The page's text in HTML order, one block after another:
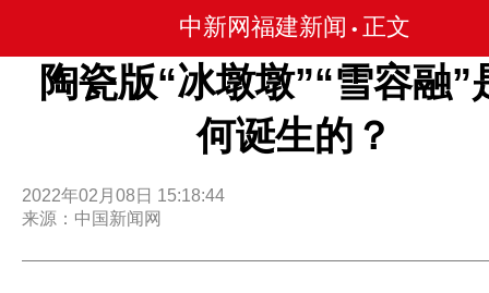
中新网福建新闻 • 正文
陶瓷版“冰墩墩”“雪容融”
何诞生的？
2022年02月08日 15:18:44
来源：中国新闻网